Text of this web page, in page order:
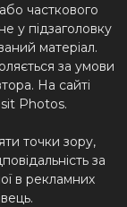
часткового
у підзаголовку
матеріал.
за умови
На сайті
Photos.
точки зору,
за
в рекламних